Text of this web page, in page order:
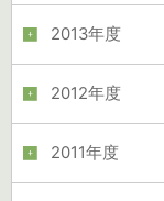
2013年度
2012年度
2011年度